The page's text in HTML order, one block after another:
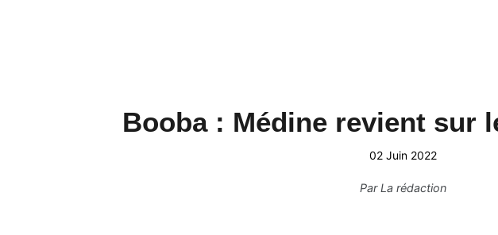
Booba : Médine revient sur
02 Juin 2022
ParLa rédaction